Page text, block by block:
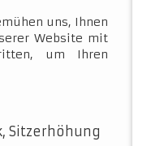
uns, Ihnen
Website mit
um Ihren
Sitzerhöhung